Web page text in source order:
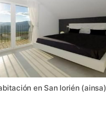
en San lorién (ainsa)